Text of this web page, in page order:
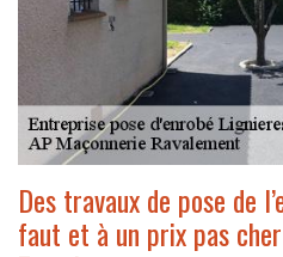
Des travaux de pose de
faut et à un prix pas